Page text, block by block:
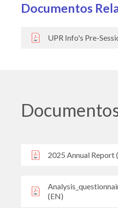
Documentos
UPR Info's Pre-
(EN)